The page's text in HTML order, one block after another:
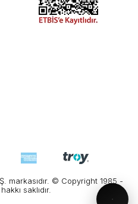
markasıdır. © Copyright 1985 -
saklıdır.